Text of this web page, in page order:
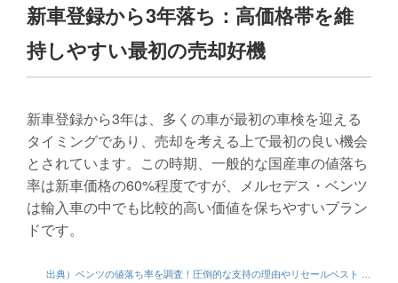
新車登録から3年落ち：高価格帯を維
持しやすい最初の売却好機
新車登録から3年は、多くの車が最初の車検を迎える
タイミングであり、売却を考える上で最初の良い機会
とされています。この時期、一般的な国産車の値落ち
率は新車価格の60%程度ですが、メルセデス・ベンツ
は輸入車の中でも比較的高い価値を保ちやすいブラン
ドです。
出典）ベンツの値落ち率を調査！圧倒的な支持の理由やリセールベスト …